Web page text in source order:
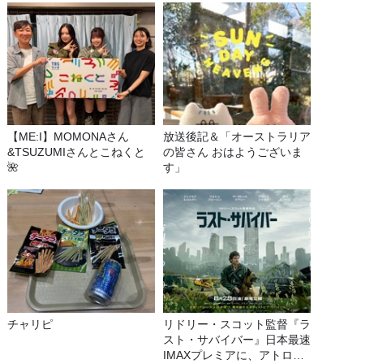
【ME:I】MOMONAさん
&TSUZUMIさんとこねくと
🌺
放送後記＆「オーストラリア
の皆さん おはようございま
す」
チャリピ
リドリー・スコット監督『ラ
スト・サバイバー』日本最速
IMAXプレミアに、アトロク